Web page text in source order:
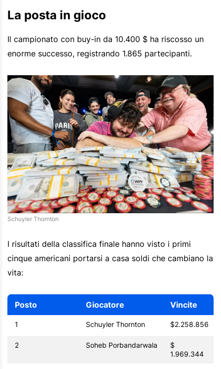
La posta in gioco
Il campionato con buy-in da 10.400 $ ha riscosso un
enorme successo, registrando 1.865 partecipanti.
Schuyler Thornton
I risultati della classifica finale hanno visto i primi
cinque americani portarsi a casa soldi che cambiano la
vita:
Posto Giocatore Vincite
1 Schuyler Thornton $2.258.856
2 Soheb Porbandarwala
$
1.969.344